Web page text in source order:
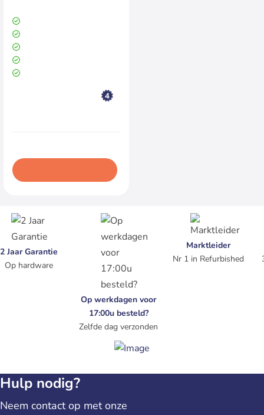
2 Jaar Garantie
Op hardware
Op werkdagen voor
17:00u besteld?
Zelfde dag verzonden
Marktleider
Nr 1 in Refurbished
Hulp nodig?
Neem contact op met onze